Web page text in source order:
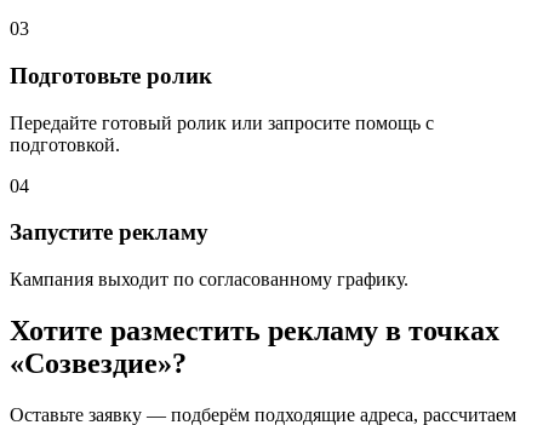
03
Подготовьте ролик
Передайте готовый ролик или запросите помощь с
подготовкой.
04
Запустите рекламу
Кампания выходит по согласованному графику.
Хотите разместить рекламу в точках
«Созвездие»?
Оставьте заявку — подберём подходящие адреса, рассчитаем